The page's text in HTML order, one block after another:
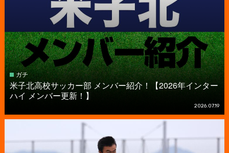
ガチ
米子北高校サッカー部 メンバー紹介！【2026年インター
ハイ メンバー更新！】
2026.07.19